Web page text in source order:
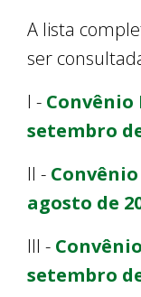
A lista
ser
I - Convênio
setembro
II - Convênio
agosto de
III -
setembro